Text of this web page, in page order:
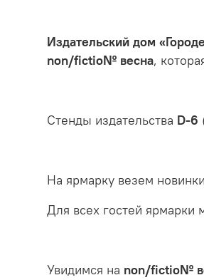
Издательский дом
non/fictio№ весна,
Стенды издательства D-6
На ярмарку везем
Для всех гостей ярмарки
Увидимся на non/fictio№